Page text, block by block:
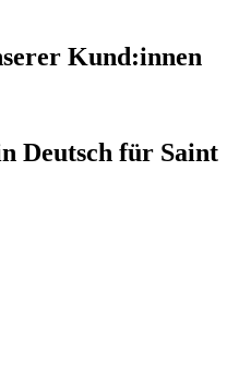
Kund:innen
Deutsch für Saint